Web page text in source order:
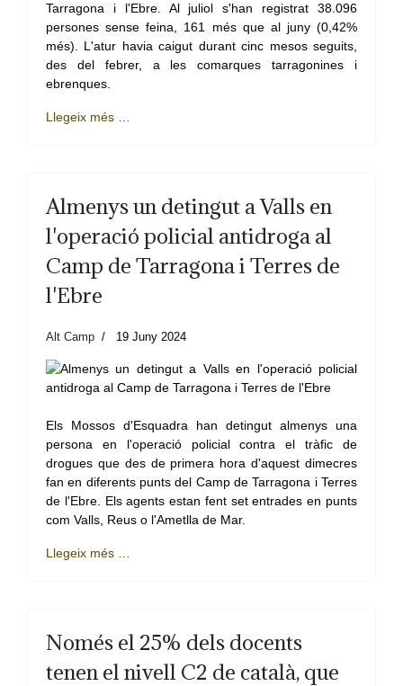
Tarragona i l'Ebre. Al juliol s'han registrat 38.096
persones sense feina, 161 més que al juny (0,42%
més). L'atur havia caigut durant cinc mesos seguits,
des del febrer, a les comarques tarragonines i
ebrenques.
Llegeix més …
Almenys un detingut a Valls en
l'operació policial antidroga al
Camp de Tarragona i Terres de
l'Ebre
Alt Camp 19 Juny 2024
Els Mossos d'Esquadra han detingut almenys una
persona en l'operació policial contra el tràfic de
drogues que des de primera hora d'aquest dimecres
fan en diferents punts del Camp de Tarragona i Terres
de l'Ebre. Els agents estan fent set entrades en punts
com Valls, Reus o l'Ametlla de Mar.
Llegeix més …
Només el 25% dels docents
tenen el nivell C2 de català, que